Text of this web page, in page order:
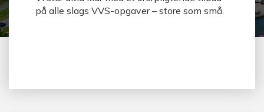
på alle slags VVS-opgaver – store som små.